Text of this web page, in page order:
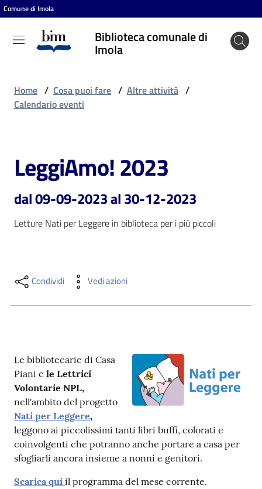
Vai al contenuto
Vai alla navigazione
Vai al footer
Comune di Imola
Biblioteca comunale di
Imola
Biblioteca
comunale
Cosa
puoi
fare
contenuti
Casa
Piani
Archivio
Home / Cosa puoi fare / Altre attività /
Calendario eventi
Salta al contenuto
LeggiAmo! 2023
dal 09-09-2023 al 30-12-2023
Letture Nati per Leggere in biblioteca per i più piccoli
Condividi Vedi azioni
Le bibliotecarie di Casa
Piani e le Lettrici
Volontarie NPL,
nell'ambito del progetto
Nati per Leggere,
leggono ai piccolissimi tanti libri buffi, colorati e
coinvolgenti che potranno anche portare a casa per
sfogliarli ancora insieme a nonni e genitori.
Scarica qui il programma del mese corrente.